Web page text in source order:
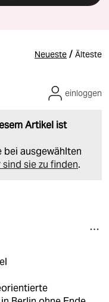
Neueste / Älteste
Artikel ist
ausgewählten
sind sie zu finden.
einloggen